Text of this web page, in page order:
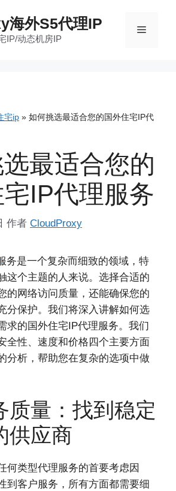
海外S5代理IP
IP/动态机房IP
菜
宅ip » 如何挑选最适合您的国外住宅IP代
最适合您的
IP代理服务
作者 CloudProxy
务是一个复杂而细致的领域，特
这个主题的人来说。选择合适的
的网络访问质量，还能确保您的
分保护。我们将深入讲解如何选
求的国外住宅IP代理服务。我们
全性、速度和价格四个主要方面
分析，帮助您在复杂的选项中做
质量：找到稳定
供应商
何类型代理服务的首要考虑因
到客户服务，所有方面都需要细